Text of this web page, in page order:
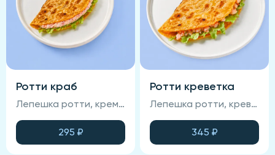
Ротти краб
Лепешка ротти, крем краб, манго чили, сатал айсберг
295 ₽
Ротти креветка
Лепешка ротти, креветка, салат айсбер, сливочный сыр
345 ₽